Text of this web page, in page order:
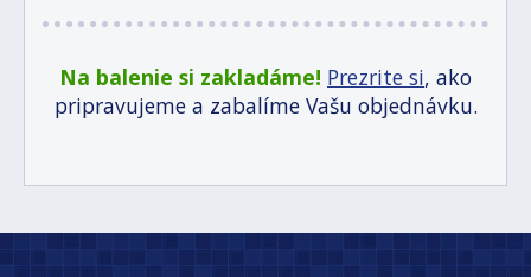
Na balenie si zakladáme! Prezrite si, ako
pripravujeme a zabalíme Vašu objednávku.